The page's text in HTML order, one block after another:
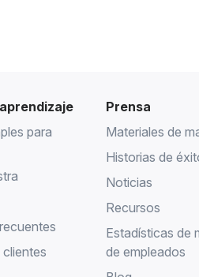
para
clientes
Prensa
Materiales de
Historias de
Noticias
Recursos
Estadísticas de
de empleados